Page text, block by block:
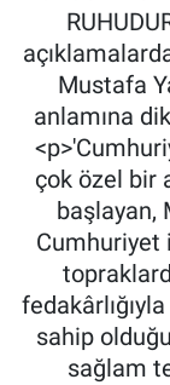
Mustafa
anlamına
çok özel bir
başlayan,
Cumhuriyet
sahip
sağlam